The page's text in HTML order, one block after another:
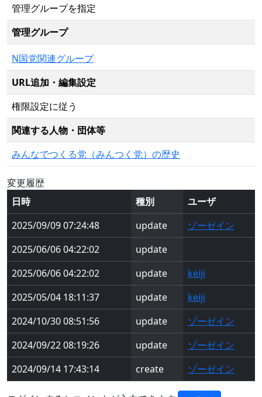
管理グループを指定
管理グループ
N国党関連グループ
URL追加・編集設定
権限設定に従う
関連する人物・団体等
みんなでつくる党（みんつく党）の歴史
変更履歴
日時
種別
ユーザ
2025/09/09 07:24:48
update
ゾーゼイン
2025/06/06 04:22:02
update
2025/06/06 04:22:02
update
keiji
2025/05/04 18:11:37
update
keiji
2024/10/30 08:51:56
update
ゾーゼイン
2024/09/22 08:19:26
update
ゾーゼイン
2024/09/14 17:43:14
create ゾーゼイン